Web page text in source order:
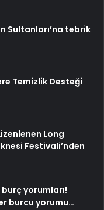
Sultanları’na tebrik
Temizlik Desteği
Long
Festivali’nden
yorumları!
burcu yorumu…